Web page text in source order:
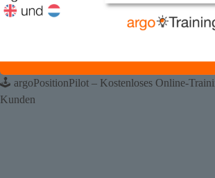
🕹️ argoPositionPilot – Kostenloses Online-
Kunden